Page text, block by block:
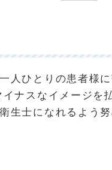
人ひとりの患者様
ナスなイメージを
生士になれるよう努